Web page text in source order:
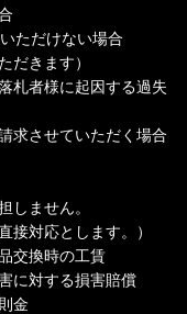
ただけない場合
きます）
札者様に起因する過失
求させていただく場合
しません。
対応とします。）
交換時の工賃
に対する損害賠償
金